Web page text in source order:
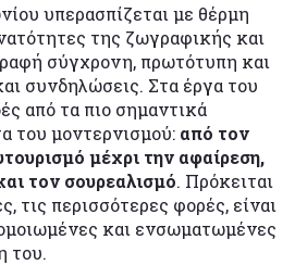
υπερασπίζεται με θέρμη
της ζωγραφικής και
σύγχρονη, πρωτότυπη και
συνδηλώσεις. Στα έργα του
από τα πιο σημαντικά
του μοντερνισμού: από τον
μέχρι την αφαίρεση,
τον σουρεαλισμό. Πρόκειται
τις περισσότερες φορές, είναι
και ενσωματωμένες
του.